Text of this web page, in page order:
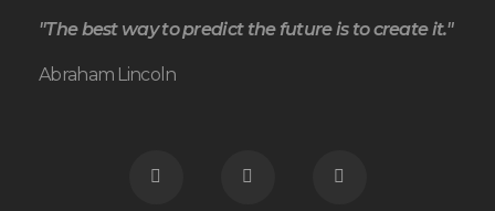
"The best way to predict the future is to create it."
Abraham Lincoln